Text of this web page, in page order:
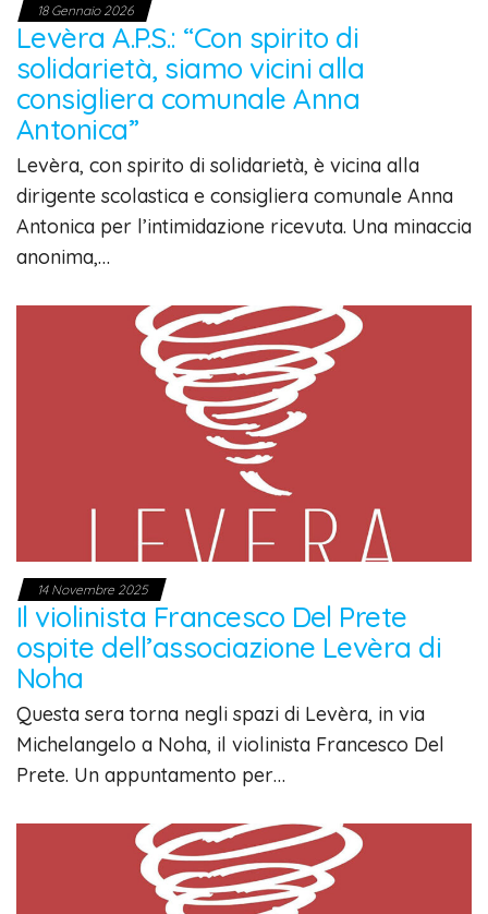
18 Gennaio 2026
Levèra A.P.S.: “Con spirito di
solidarietà, siamo vicini alla
consigliera comunale Anna
Antonica”
Levèra, con spirito di solidarietà, è vicina alla
dirigente scolastica e consigliera comunale Anna
Antonica per l’intimidazione ricevuta. Una minaccia
anonima,…
14 Novembre 2025
Il violinista Francesco Del Prete
ospite dell’associazione Levèra di
Noha
Questa sera torna negli spazi di Levèra, in via
Michelangelo a Noha, il violinista Francesco Del
Prete. Un appuntamento per…